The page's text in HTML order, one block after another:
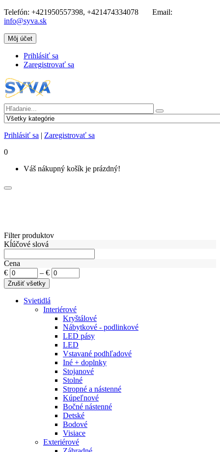
Telefón: +421950557398, +421474334078 Email:
info@syva.sk
Môj účet
Prihlásiť sa
Zaregistrovať sa
Prihlásiť sa | Zaregistrovať sa
0
Váš nákupný košík je prázdný!
Filter produktov
Kĺúčové slová
Cena
€
– €
Svietidlá
Interiérové
Kryštálové
Nábytkové - podlinkové
LED pásy
LED
Vstavané podhľadové
Iné + doplnky
Stojanové
Stolné
Stropné a nástenné
Kúpeľnové
Bočné nástenné
Detské
Bodové
Visiace
Exteriérové